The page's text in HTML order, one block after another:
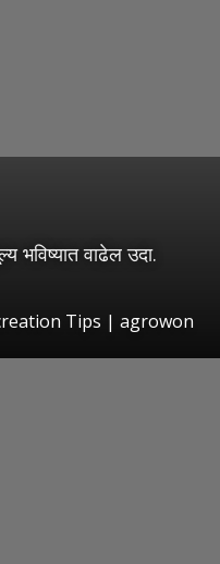
भविष्यात वाढेल उदा.
Tips | agrowon